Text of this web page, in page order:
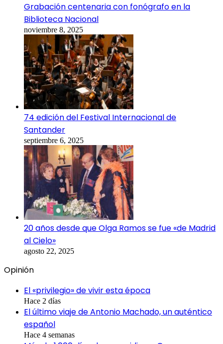
Grabación centenaria con fonógrafo en la
Biblioteca Nacional
noviembre 8, 2025
74 edición del Festival Internacional de
Santander
septiembre 6, 2025
20 años desde que Olga Ramos se fue «de Madrid
al Cielo»
agosto 22, 2025
Opinión
El «privilegio» de vivir esta época
Hace 2 días
El último viaje de Antonio Machado, un auténtico
español
Hace 4 semanas